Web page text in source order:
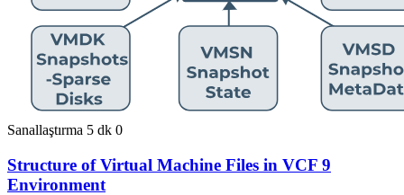
Sanallaştırma 5 dk 0
Structure of Virtual Machine Files in VCF 9
Environment